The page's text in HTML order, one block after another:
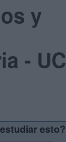
y
- UC
esto?